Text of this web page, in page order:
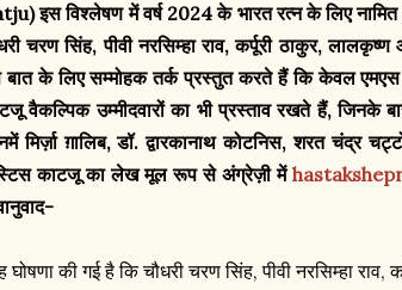
इस विश्लेषण में वर्ष 2024 के भारत रत्न के लिए
चरण सिंह, पीवी नरसिम्हा राव, कर्पूरी ठाकुर,
के लिए सम्मोहक तर्क प्रस्तुत करते हैं कि केवल एमएस
वैकल्पिक उम्मीदवारों का भी प्रस्ताव रखते हैं, जिनके
मिर्ज़ा ग़ालिब, डॉ. द्वारकानाथ कोटनिस, शरत चंद्र
काटजू का लेख मूल रूप से अंग्रेज़ी में
घोषणा की गई है कि चौधरी चरण सिंह, पीवी नरसिम्हा